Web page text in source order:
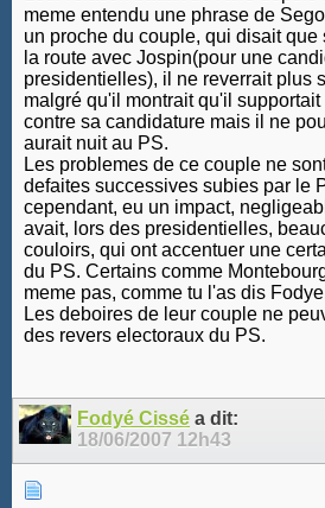
meme entendu une phrase de
un proche du couple, qui disait
la route avec Jospin(pour une
presidentielles), il ne reverrait plus
malgré qu'il montrait qu'il
contre sa candidature mais il ne
aurait nuit au PS.
Les problemes de ce couple ne
defaites successives subies par le
cependant, eu un impact,
avait, lors des presidentielles,
couloirs, qui ont accentuer une
du PS. Certains comme
meme pas, comme tu l'as dis
Les deboires de leur couple ne
des revers electoraux du PS.
Fodyé Cissé a dit:
18/06/2007 12h43